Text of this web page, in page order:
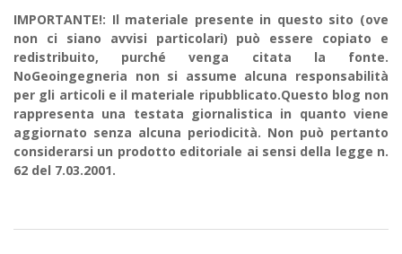
IMPORTANTE!: Il materiale presente in questo sito (ove
non ci siano avvisi particolari) può essere copiato e
redistribuito, purché venga citata la fonte.
NoGeoingegneria non si assume alcuna responsabilità
per gli articoli e il materiale ripubblicato.Questo blog non
rappresenta una testata giornalistica in quanto viene
aggiornato senza alcuna periodicità. Non può pertanto
considerarsi un prodotto editoriale ai sensi della legge n.
62 del 7.03.2001.